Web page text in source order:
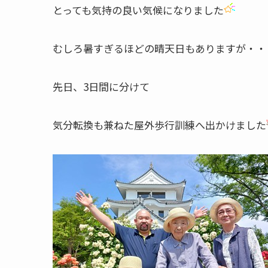
とっても気持の良い気候になりました
むしろ暑すぎるほどの晴天日もありますが・
先日、3日間に分けて
気分転換も兼ねた屋外歩行訓練へ出かけました